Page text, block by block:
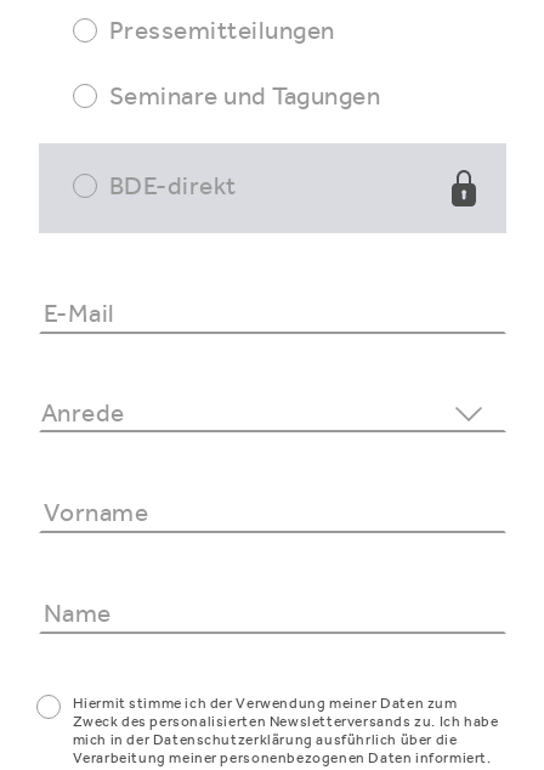
Pressemitteilungen
Seminare und Tagungen
BDE-direkt
Hiermit stimme ich der Verwendung meiner Daten zum
Zweck des personalisierten Newsletterversands zu. Ich habe
mich in der Datenschutzerklärung ausführlich über die
Verarbeitung meiner personenbezogenen Daten informiert.